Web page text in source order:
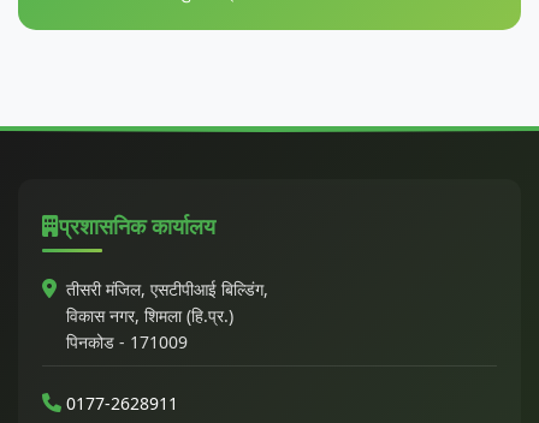
प्रशासनिक कार्यालय
तीसरी मंजिल, एसटीपीआई बिल्डिंग,
विकास नगर, शिमला (हि.प्र.)
पिनकोड - 171009
0177-2628911